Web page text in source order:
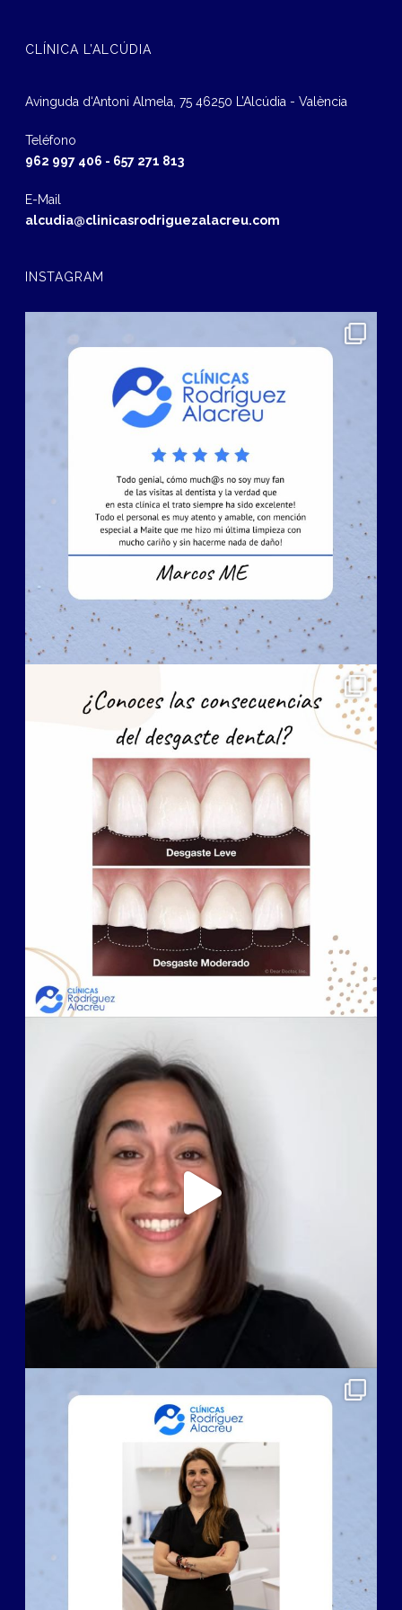
CLÍNICA L’ALCÚDIA
Avinguda d‘Antoni Almela, 75 46250 L’Alcúdia - València
Teléfono
962 997 406 - 657 271 813
E-Mail
alcudia@clinicasrodriguezalacreu.com
INSTAGRAM